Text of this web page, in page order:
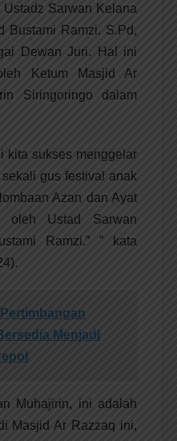
Ustadz Sarwan Kelana
Bustami Ramzi. S.Pd,
Dewan Juri. Hal ini
Ketum Masjid Ar
Siringoringo dalam
kita sukses menggelar
gus festival anak
Azan dan Ayat
oleh Ustad Sarwan
Ramzi.” ” kata
Pertimbangan
Menjadi
Muhajirin, ini adalah
Masjid Ar Razzaq ini,